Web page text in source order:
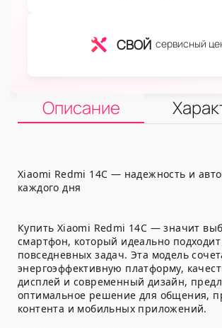
СВОЙ сервисный
Описание
Xiaomi Redmi 14C — надежность и
каждого дня
Купить Xiaomi Redmi 14C — значит
смартфон, который идеально подходит
повседневных задач. Эта модель
энергоэффективную платформу,
дисплей и современный дизайн,
оптимальное решение для общения,
контента и мобильных приложений.